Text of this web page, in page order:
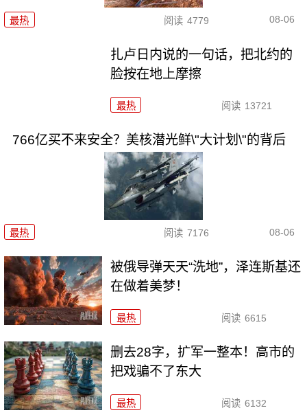
最热 阅读 4779 08-06
扎卢日内说的一句话，把北约的
脸按在地上摩擦
最热 阅读 13721
766亿买不来安全？美核潜光鲜\"大计划\"的背后
最热 阅读 7176 08-06
被俄导弹天天“洗地”，泽连斯基还
在做着美梦！
最热 阅读 6615
删去28字，扩军一整本！高市的
把戏骗不了东大
最热 阅读 6132